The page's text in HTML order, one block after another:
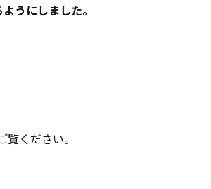
うにしました。
覧ください。